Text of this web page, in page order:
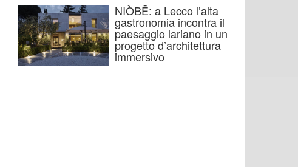
NIÒBĒ: a Lecco l’alta
gastronomia incontra il
paesaggio lariano in un
progetto d’architettura
immersivo